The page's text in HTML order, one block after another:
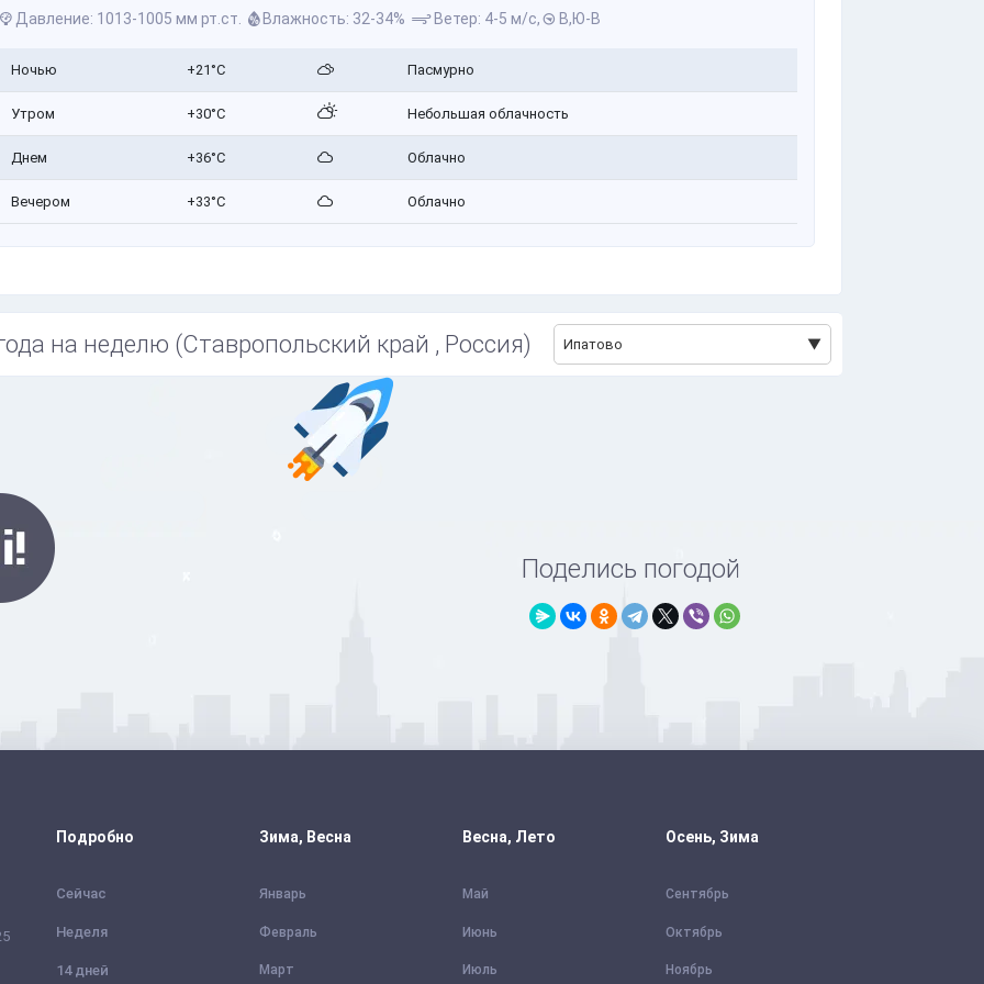
Давление: 1013-1005 мм рт.ст. Влажность: 32-34% Ветер: 4-5 м/с, В,Ю-В
Ночью +21°C Пасмурно
Утром +30°C Небольшая облачность
Днем +36°C Облачно
Вечером +33°C Облачно
на неделю (Ставропольский край , Россия) Ипатово
Поделись погодой
Подробно
Сейчас
Неделя
14 дней
Зима, Весна
Январь
Февраль
Март
Весна, Лето
Май
Июнь
Июль
Осень, Зима
Сентябрь
Октябрь
Ноябрь